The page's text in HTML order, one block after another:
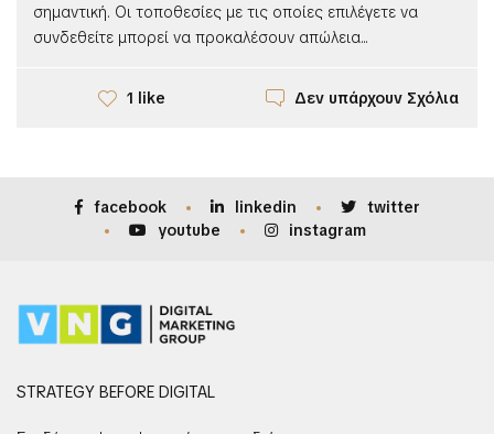
σημαντική. Οι τοποθεσίες με τις οποίες επιλέγετε να
συνδεθείτε μπορεί να προκαλέσουν απώλεια...
1 like Δεν υπάρχουν Σχόλια
facebook linkedin
twitter
youtube
instagram
STRATEGY BEFORE DIGITAL